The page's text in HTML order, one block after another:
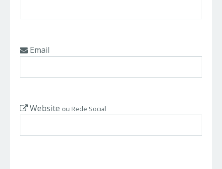
Email
Website ou Rede Social